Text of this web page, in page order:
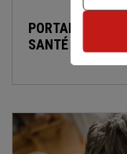
PORTABILITÉ,
SANTÉ : QU'EN